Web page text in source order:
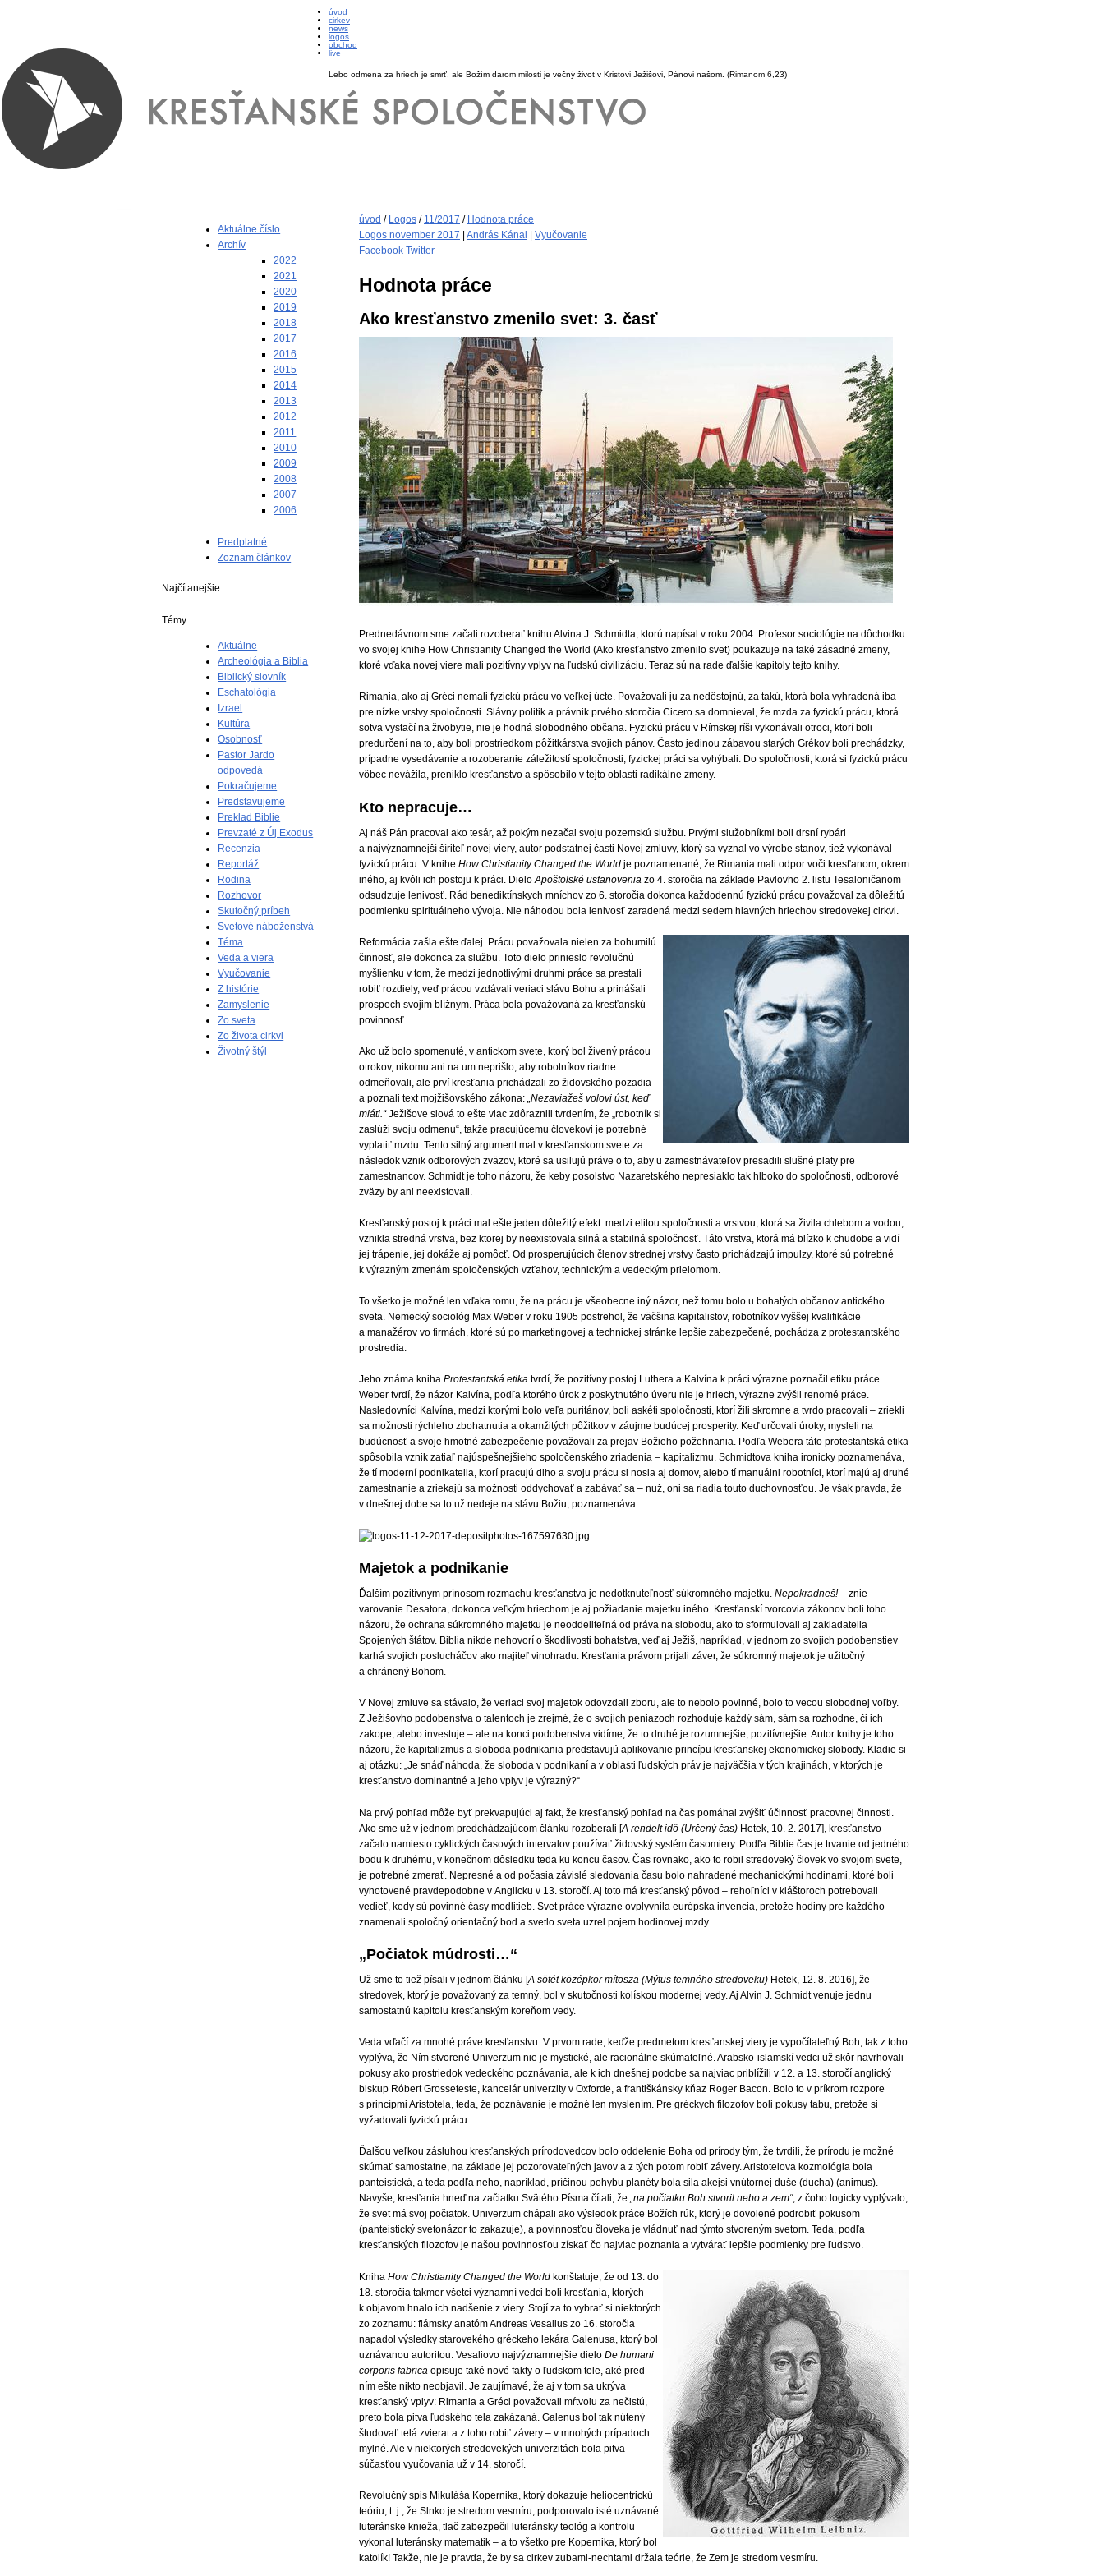
úvod
cirkev
news
logos
obchod
live
Lebo odmena za hriech je smrť, ale Božím darom milosti je večný život v Kristovi Ježišovi, Pánovi našom. (Rimanom 6,23)
Aktuálne číslo
Archív
2022
2021
2020
2019
2018
2017
2016
2015
2014
2013
2012
2011
2010
2009
2008
2007
2006
Predplatné
Zoznam článkov
Najčítanejšie
Témy
Aktuálne
Archeológia a Biblia
Biblický slovník
Eschatológia
Izrael
Kultúra
Osobnosť
Pastor Jardo
odpovedá
Pokračujeme
Predstavujeme
Preklad Biblie
Prevzaté z Új Exodus
Recenzia
Reportáž
Rodina
Rozhovor
Skutočný príbeh
Svetové náboženstvá
Téma
Veda a viera
Vyučovanie
Z histórie
Zamyslenie
Zo sveta
Zo života cirkvi
Životný štýl
úvod / Logos / 11/2017 / Hodnota práce
Logos november 2017
András Kánai
Vyučovanie
Facebook Twitter
Hodnota práce
Ako kresťanstvo zmenilo svet: 3. časť
Prednedávnom sme začali rozoberať knihu Alvina J. Schmidta, ktorú napísal v roku 2004. Profesor sociológie na dôchodku
vo svojej knihe How Christianity Changed the World (Ako kresťanstvo zmenilo svet) poukazuje na také zásadné zmeny,
ktoré vďaka novej viere mali pozitívny vplyv na ľudskú civilizáciu. Teraz sú na rade ďalšie kapitoly tejto knihy.
Rimania, ako aj Gréci nemali fyzickú prácu vo veľkej úcte. Považovali ju za nedôstojnú, za takú, ktorá bola vyhradená iba
pre nízke vrstvy spoločnosti. Slávny politik a právnik prvého storočia Cicero sa domnieval, že mzda za fyzickú prácu, ktorá
sotva vystačí na živobytie, nie je hodná slobodného občana. Fyzickú prácu v Rímskej ríši vykonávali otroci, ktorí boli
predurčení na to, aby boli prostriedkom pôžitkárstva svojich pánov. Často jedinou zábavou starých Grékov boli prechádzky,
prípadne vysedávanie a rozoberanie záležitostí spoločnosti; fyzickej práci sa vyhýbali. Do spoločnosti, ktorá si fyzickú prácu
vôbec nevážila, preniklo kresťanstvo a spôsobilo v tejto oblasti radikálne zmeny.
Kto nepracuje…
Aj náš Pán pracoval ako tesár, až pokým nezačal svoju pozemskú službu. Prvými služobníkmi boli drsní rybári
a najvýznamnejší šíriteľ novej viery, autor podstatnej časti Novej zmluvy, ktorý sa vyznal vo výrobe stanov, tiež vykonával
fyzickú prácu. V knihe How Christianity Changed the World je poznamenané, že Rimania mali odpor voči kresťanom, okrem
iného, aj kvôli ich postoju k práci. Dielo Apoštolské ustanovenia zo 4. storočia na základe Pavlovho 2. listu Tesaloničanom
odsudzuje lenivosť. Rád benediktínskych mníchov zo 6. storočia dokonca každodennú fyzickú prácu považoval za dôležitú
podmienku spirituálneho vývoja. Nie náhodou bola lenivosť zaradená medzi sedem hlavných hriechov stredovekej cirkvi.
Reformácia zašla ešte ďalej. Prácu považovala nielen za bohumilú
činnosť, ale dokonca za službu. Toto dielo prinieslo revolučnú
myšlienku v tom, že medzi jednotlivými druhmi práce sa prestali
robiť rozdiely, veď prácou vzdávali veriaci slávu Bohu a prinášali
prospech svojim blížnym. Práca bola považovaná za kresťanskú
povinnosť.
Ako už bolo spomenuté, v antickom svete, ktorý bol živený prácou
otrokov, nikomu ani na um neprišlo, aby robotníkov riadne
odmeňovali, ale prví kresťania prichádzali zo židovského pozadia
a poznali text mojžišovského zákona: „Nezaviažeš volovi úst, keď
mláti.“Ježišove slová to ešte viac zdôraznili tvrdením, že „robotník si
zaslúži svoju odmenu“, takže pracujúcemu človekovi je potrebné
vyplatiť mzdu. Tento silný argument mal v kresťanskom svete za
následok vznik odborových zväzov, ktoré sa usilujú práve o to, aby u zamestnávateľov presadili slušné platy pre
zamestnancov. Schmidt je toho názoru, že keby posolstvo Nazaretského nepresiaklo tak hlboko do spoločnosti, odborové
zväzy by ani neexistovali.
Kresťanský postoj k práci mal ešte jeden dôležitý efekt: medzi elitou spoločnosti a vrstvou, ktorá sa živila chlebom a vodou,
vznikla stredná vrstva, bez ktorej by neexistovala silná a stabilná spoločnosť. Táto vrstva, ktorá má blízko k chudobe a vidí
jej trápenie, jej dokáže aj pomôcť. Od prosperujúcich členov strednej vrstvy často prichádzajú impulzy, ktoré sú potrebné
k výrazným zmenám spoločenských vzťahov, technickým a vedeckým prielomom.
To všetko je možné len vďaka tomu, že na prácu je všeobecne iný názor, než tomu bolo u bohatých občanov antického
sveta. Nemecký sociológ Max Weber v roku 1905 postrehol, že väčšina kapitalistov, robotníkov vyššej kvalifikácie
a manažérov vo firmách, ktoré sú po marketingovej a technickej stránke lepšie zabezpečené, pochádza z protestantského
prostredia.
Jeho známa kniha Protestantská etika tvrdí, že pozitívny postoj Luthera a Kalvína k práci výrazne poznačil etiku práce.
Weber tvrdí, že názor Kalvína, podľa ktorého úrok z poskytnutého úveru nie je hriech, výrazne zvýšil renomé práce.
Nasledovníci Kalvína, medzi ktorými bolo veľa puritánov, boli askéti spoločnosti, ktorí žili skromne a tvrdo pracovali – zriekli
sa možnosti rýchleho zbohatnutia a okamžitých pôžitkov v záujme budúcej prosperity. Keď určovali úroky, mysleli na
budúcnosť a svoje hmotné zabezpečenie považovali za prejav Božieho požehnania. Podľa Webera táto protestantská etika
spôsobila vznik zatiaľ najúspešnejšieho spoločenského zriadenia – kapitalizmu. Schmidtova kniha ironicky poznamenáva,
že tí moderní podnikatelia, ktorí pracujú dlho a svoju prácu si nosia aj domov, alebo tí manuálni robotníci, ktorí majú aj druhé
zamestnanie a zriekajú sa možnosti oddychovať a zabávať sa – nuž, oni sa riadia touto duchovnosťou. Je však pravda, že
v dnešnej dobe sa to už nedeje na slávu Božiu, poznamenáva.
Majetok a podnikanie
Ďalším pozitívnym prínosom rozmachu kresťanstva je nedotknuteľnosť súkromného majetku. Nepokradneš!– znie
varovanie Desatora, dokonca veľkým hriechom je aj požiadanie majetku iného. Kresťanskí tvorcovia zákonov boli toho
názoru, že ochrana súkromného majetku je neoddeliteľná od práva na slobodu, ako to sformulovali aj zakladatelia
Spojených štátov. Biblia nikde nehovorí o škodlivosti bohatstva, veď aj Ježiš, napríklad, v jednom zo svojich podobenstiev
karhá svojich poslucháčov ako majiteľ vinohradu. Kresťania právom prijali záver, že súkromný majetok je užitočný
a chránený Bohom.
V Novej zmluve sa stávalo, že veriaci svoj majetok odovzdali zboru, ale to nebolo povinné, bolo to vecou slobodnej voľby.
Z Ježišovho podobenstva o talentoch je zrejmé, že o svojich peniazoch rozhoduje každý sám, sám sa rozhodne, či ich
zakope, alebo investuje – ale na konci podobenstva vidíme, že to druhé je rozumnejšie, pozitívnejšie. Autor knihy je toho
názoru, že kapitalizmus a sloboda podnikania predstavujú aplikovanie princípu kresťanskej ekonomickej slobody. Kladie si
aj otázku: „Je snáď náhoda, že sloboda v podnikaní a v oblasti ľudských práv je najväčšia v tých krajinách, v ktorých je
kresťanstvo dominantné a jeho vplyv je výrazný?“
Na prvý pohľad môže byť prekvapujúci aj fakt, že kresťanský pohľad na čas pomáhal zvýšiť účinnosť pracovnej činnosti.
Ako sme už v jednom predchádzajúcom článku rozoberali [A rendelt idő (Určený čas) Hetek, 10. 2. 2017], kresťanstvo
začalo namiesto cyklických časových intervalov používať židovský systém časomiery. Podľa Biblie čas je trvanie od jedného
bodu k druhému, v konečnom dôsledku teda ku koncu časov. Čas rovnako, ako to robil stredoveký človek vo svojom svete,
je potrebné zmerať. Nepresné a od počasia závislé sledovania času bolo nahradené mechanickými hodinami, ktoré boli
vyhotovené pravdepodobne v Anglicku v 13. storočí. Aj toto má kresťanský pôvod – rehoľníci v kláštoroch potrebovali
vedieť, kedy sú povinné časy modlitieb. Svet práce výrazne ovplyvnila európska invencia, pretože hodiny pre každého
znamenali spoločný orientačný bod a svetlo sveta uzrel pojem hodinovej mzdy.
„Počiatok múdrosti…“
Už sme to tiež písali v jednom článku [A sötét középkor mítosza (Mýtus temného stredoveku) Hetek, 12. 8. 2016], že
stredovek, ktorý je považovaný za temný, bol v skutočnosti kolískou modernej vedy. Aj Alvin J. Schmidt venuje jednu
samostatnú kapitolu kresťanským koreňom vedy.
Veda vďačí za mnohé práve kresťanstvu. V prvom rade, keďže predmetom kresťanskej viery je vypočítateľný Boh, tak z toho
vyplýva, že Ním stvorené Univerzum nie je mystické, ale racionálne skúmateľné. Arabsko-islamskí vedci už skôr navrhovali
pokusy ako prostriedok vedeckého poznávania, ale k ich dnešnej podobe sa najviac priblížili v 12. a 13. storočí anglický
biskup Róbert Grosseteste, kancelár univerzity v Oxforde, a františkánsky kňaz Roger Bacon. Bolo to v príkrom rozpore
s princípmi Aristotela, teda, že poznávanie je možné len myslením. Pre gréckych filozofov boli pokusy tabu, pretože si
vyžadovali fyzickú prácu.
Ďalšou veľkou zásluhou kresťanských prírodovedcov bolo oddelenie Boha od prírody tým, že tvrdili, že prírodu je možné
skúmať samostatne, na základe jej pozorovateľných javov a z tých potom robiť závery. Aristotelova kozmológia bola
panteistická, a teda podľa neho, napríklad, príčinou pohybu planéty bola sila akejsi vnútornej duše (ducha) (animus).
Navyše, kresťania hneď na začiatku Svätého Písma čítali, že „na počiatku Boh stvoril nebo a zem“, z čoho logicky vyplývalo,
že svet má svoj počiatok. Univerzum chápali ako výsledok práce Božích rúk, ktorý je dovolené podrobiť pokusom
(panteistický svetonázor to zakazuje), a povinnosťou človeka je vládnuť nad týmto stvoreným svetom. Teda, podľa
kresťanských filozofov je našou povinnosťou získať čo najviac poznania a vytvárať lepšie podmienky pre ľudstvo.
Kniha How Christianity Changed the World konštatuje, že od 13. do
18. storočia takmer všetci významní vedci boli kresťania, ktorých
k objavom hnalo ich nadšenie z viery. Stojí za to vybrať si niektorých
zo zoznamu: flámsky anatóm Andreas Vesalius zo 16. storočia
napadol výsledky starovekého gréckeho lekára Galenusa, ktorý bol
uznávanou autoritou. Vesaliovo najvýznamnejšie dielo De humani
corporis fabrica opisuje také nové fakty o ľudskom tele, aké pred
ním ešte nikto neobjavil. Je zaujímavé, že aj v tom sa ukrýva
kresťanský vplyv: Rimania a Gréci považovali mŕtvolu za nečistú,
preto bola pitva ľudského tela zakázaná. Galenus bol tak nútený
študovať telá zvierat a z toho robiť závery – v mnohých prípadoch
mylné. Ale v niektorých stredovekých univerzitách bola pitva
súčasťou vyučovania už v 14. storočí.
Revolučný spis Mikuláša Kopernika, ktorý dokazuje heliocentrickú
teóriu, t. j., že Slnko je stredom vesmíru, podporovalo isté uznávané
luteránske knieža, tlač zabezpečil luteránsky teológ a kontrolu
vykonal luteránsky matematik – a to všetko pre Kopernika, ktorý bol
katolík! Takže, nie je pravda, že by sa cirkev zubami-nechtami držala teórie, že Zem je stredom vesmíru.